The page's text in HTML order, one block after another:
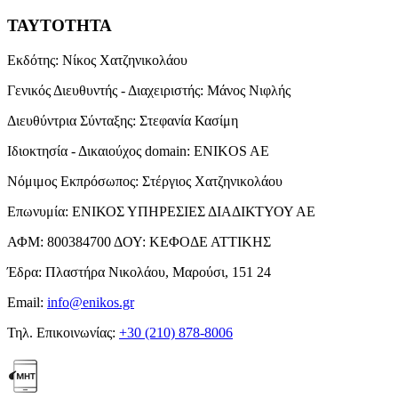
ΤΑΥΤΟΤΗΤΑ
Εκδότης: Νίκος Χατζηνικολάου
Γενικός Διευθυντής - Διαχειριστής: Μάνος Νιφλής
Διευθύντρια Σύνταξης: Στεφανία Κασίμη
Ιδιοκτησία - Δικαιούχος domain: ENIKOS AE
Νόμιμος Εκπρόσωπος: Στέργιος Χατζηνικολάου
Επωνυμία: ΕΝΙΚΟΣ ΥΠΗΡΕΣΙΕΣ ΔΙΑΔΙΚΤΥΟΥ ΑΕ
ΑΦΜ: 800384700 ΔΟΥ: ΚΕΦΟΔΕ ΑΤΤΙΚΗΣ
Έδρα: Πλαστήρα Νικολάου, Μαρούσι, 151 24
Email: info@enikos.gr
Τηλ. Επικοινωνίας: +30 (210) 878-8006